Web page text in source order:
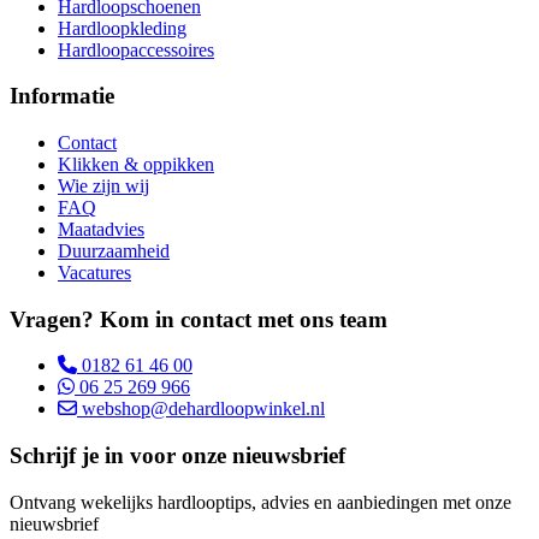
Hardloopschoenen
Hardloopkleding
Hardloopaccessoires
Informatie
Contact
Klikken & oppikken
Wie zijn wij
FAQ
Maatadvies
Duurzaamheid
Vacatures
Vragen? Kom in contact met ons team
0182 61 46 00
06 25 269 966
webshop@dehardloopwinkel.nl
Schrijf je in voor onze nieuwsbrief
Ontvang wekelijks hardlooptips, advies en aanbiedingen met onze
nieuwsbrief